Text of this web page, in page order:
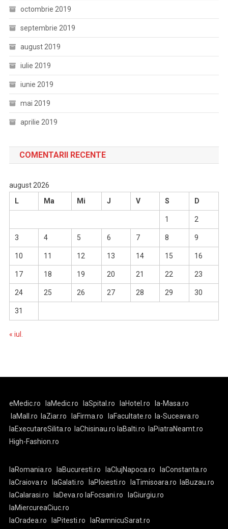
octombrie 2019
septembrie 2019
august 2019
iulie 2019
iunie 2019
mai 2019
aprilie 2019
COMENTARII RECENTE
august 2026
L
Ma Mi J V S D
1 2
3 4 5 6 7 8 9
10 11 12 13 14 15 16
17 18 19 20 21 22 23
24 25 26 27 28 29 30
31
« iul.
eMedic.ro laMedic.ro laSpital.ro laHotel.ro
la-Masa.ro
laMall.ro
laZiar.ro laFirma.ro laFacultate.ro
la-Suceava.ro
laExecutareSilita.ro
laChisinau.ro laBalti.ro
laPiatraNeamt.ro
High-Fashion.ro
laRomania.ro laBucuresti.ro laClujNapoca.ro
laConstanta.ro
laCraiova.ro
laGalati.ro laPloiesti.ro laTimisoara.ro
laBuzau.ro
laCalarasi.ro
laDeva.ro laFocsani.ro
laGiurgiu.ro
laMiercureaCiuc.ro
laOradea.ro
laPitesti.ro laRamnicuSarat.ro